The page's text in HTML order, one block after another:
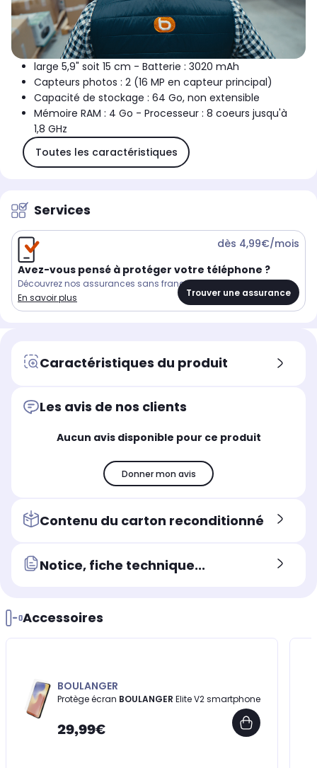
large 5,9" soit 15 cm - Batterie : 3020 mAh
Capteurs photos : 2 (16 MP en capteur principal)
Capacité de stockage : 64 Go, non extensible
Mémoire RAM : 4 Go - Processeur : 8 coeurs jusqu'à
1,8 GHz
Toutes les caractéristiques
Services
Avez-vous pensé à protéger votre téléphone ?
Découvrez nos assurances sans franchise
En savoir plus
dès 4,99€/mois
Trouver une assurance
Caractéristiques du produit
Les avis de nos clients
Aucun avis disponible pour ce produit
Donner mon avis
Contenu du carton reconditionné
Notice, fiche technique...
Accessoires
BOULANGER
Protège écran BOULANGER Elite V2 smartphone
29,99€